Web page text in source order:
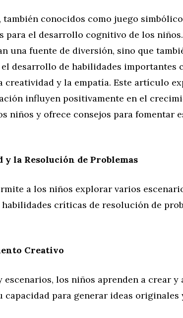
conocidos como juego
para el desarrollo cognitivo de los
una fuente de diversión, sino que
desarrollo de habilidades importantes
creatividad y la empatía. Este artículo
influyen positivamente en el
niños y ofrece consejos para fomentar
la Resolución de Problemas
a los niños explorar varios
críticas de resolución de
Creativo
los niños aprenden a crear y
para generar ideas originales